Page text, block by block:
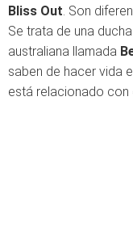
Bliss Out. Son
Se trata de una
australiana llamada
saben de hacer vida
está relacionado con